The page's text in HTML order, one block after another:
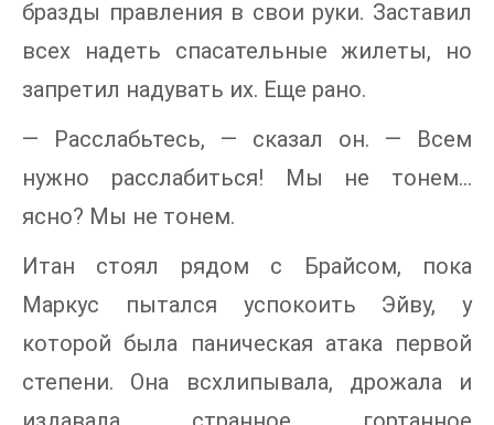
бразды правления в свои руки. Заставил
всех надеть спасательные жилеты, но
запретил надувать их. Еще рано.
— Расслабьтесь, — сказал он. — Всем
нужно расслабиться! Мы не тонем...
ясно? Мы не тонем.
Итан стоял рядом с Брайсом, пока
Маркус пытался успокоить Эйву, у
которой была паническая атака первой
степени. Она всхлипывала, дрожала и